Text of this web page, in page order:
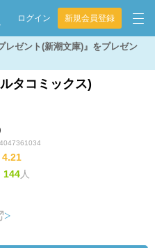
ログイン 新規会員登録
レゼント(新潮文庫)』をプレゼン
タコミックス)
4.21
144人